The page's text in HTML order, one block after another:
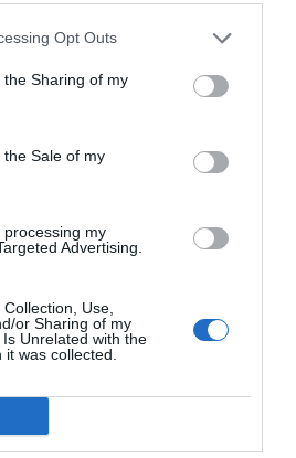
Opt Outs
Sharing of my
Sale of my
my
Advertising.
Use,
or Sharing of my
Unrelated with the
was collected.
του στο Χ, στην οποία είπε
επαφή με τον τον Ισραηλινό
σχετικά με το
ΑΝΆΡΤΗΣΗ
Υγιεινά Προϊόντα
Τροφίμων & Ποτών